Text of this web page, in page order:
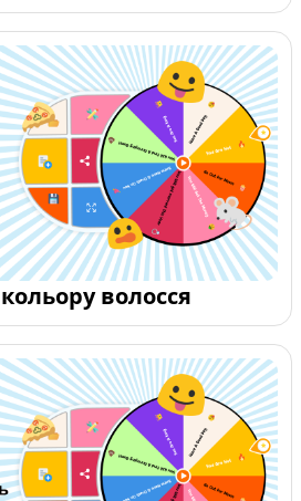
волосся